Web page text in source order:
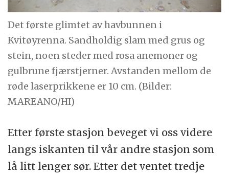
Det første glimtet av havbunnen i
Kvitøyrenna. Sandholdig slam med grus og
stein, noen steder med rosa anemoner og
gulbrune fjærstjerner. Avstanden mellom de
røde laserprikkene er 10 cm. (Bilder:
MAREANO/HI)
Etter første stasjon beveget vi oss videre
langs iskanten til vår andre stasjon som
lå litt lenger sør. Etter det ventet tredje